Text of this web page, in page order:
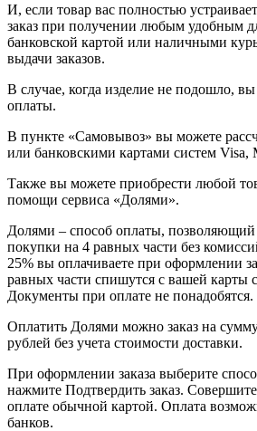
И, если товар вас полностью
заказ при получении любым удобным
банковской картой или наличными
выдачи заказов.
В случае, когда изделие не подошло, вы
оплаты.
В пункте «Самовывоз» вы можете
или банковскими картами систем Visa,
Также вы можете приобрести любой
помощи сервиса «Долями».
Долями – способ оплаты, позволяющий
покупки на 4 равных части без
25% вы оплачиваете при оформлении
равных части спишутся с вашей карты
Документы при оплате не понадобятся.
Оплатить Долями можно заказ на
рублей без учета стоимости доставки.
При оформлении заказа выберите
нажмите Подтвердить заказ.
оплате обычной картой. Оплата
банков.